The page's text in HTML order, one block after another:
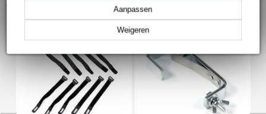
Weigeren
Aanpassen